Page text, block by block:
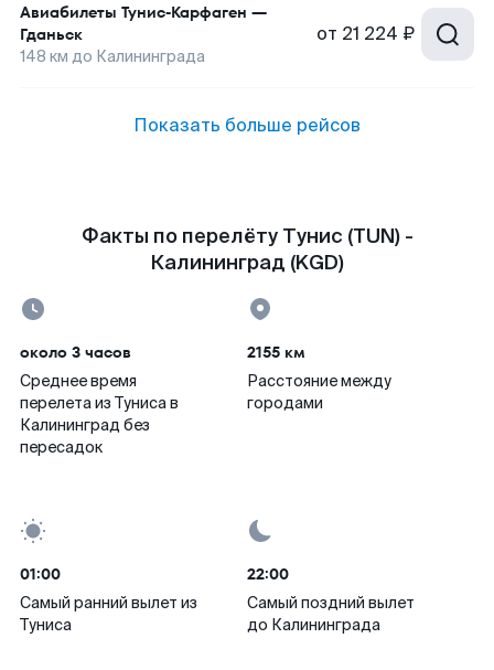
Авиабилеты Тунис-Карфаген —
Гданьск
148 км до Калининграда
от 21 224 ₽
Показать больше рейсов
Факты по перелёту Тунис (TUN) -
Калининград (KGD)
около 3 часов
Среднее время
перелета из Туниса в
Калининград без
пересадок
2155 км
Расстояние между
городами
01:00
Самый ранний вылет из
Туниса
22:00
Самый поздний вылет
до Калининграда